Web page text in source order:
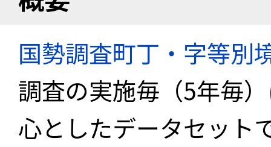
国勢調査町丁・字等別
調査の実施毎（5年毎
心としたデータセット